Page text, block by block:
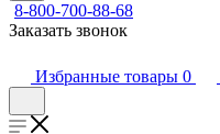
8-800-700-88-68
Заказать звонок
Избранные товары 0